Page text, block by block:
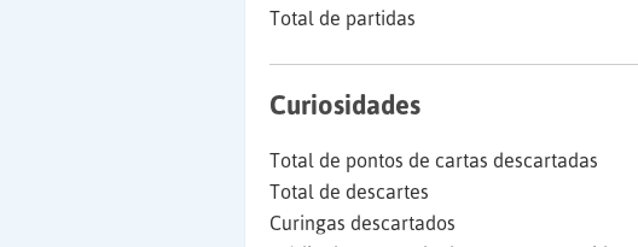
Total de partidas
Curiosidades
Total de pontos de cartas descartadas
Total de descartes
Curingas descartados